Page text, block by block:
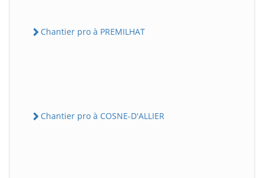
Chantier pro à PREMILHAT
Chantier pro à COSNE-D'ALLIER